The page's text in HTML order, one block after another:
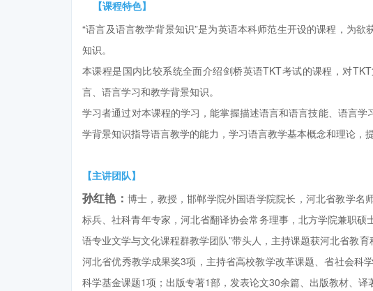
【课程特色】
“语言及语言教学背景知识”是为英语本科师范生开设的课程，为
知识。
本课程是国内比较系统全面介绍剑桥英语TKT考试的课程，对
言、语言学习和教学背景知识。
学习者通过对本课程的学习，能掌握描述语言和语言技能、语言
学背景知识指导语言教学的能力，学习语言教学基本概念和理论，
【主讲团队】
孙红艳： 博士，教授，邯郸学院外国语学院院长，河北省教学
标兵、社科青年专家，河北省翻译协会常务理事，北方学院兼职
语专业文学与文化课程群教学团队”带头人，主持课题获河北省教
河北省优秀教学成果奖3项，主持省高校教学改革课题、省社会科
科学基金课题1项；出版专著1部，发表论文30余篇、出版教材、译